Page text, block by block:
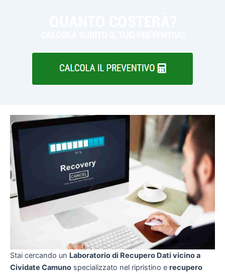
Stai cercando un Laboratorio di Recupero Dati vicino a
Cividate Camuno specializzato nel ripristino e recupero